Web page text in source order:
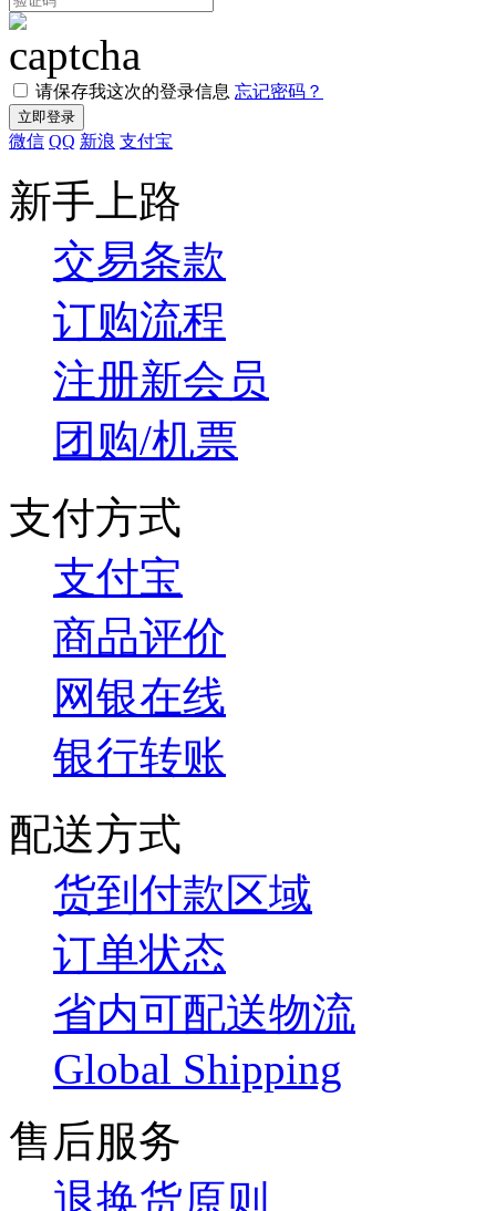
请保存我这次的登录信息 忘记密码？
微信 QQ 新浪 支付宝
新手上路
交易条款
订购流程
注册新会员
团购/机票
支付方式
支付宝
商品评价
网银在线
银行转账
配送方式
货到付款区域
订单状态
省内可配送物流
Global Shipping
售后服务
退换货原则